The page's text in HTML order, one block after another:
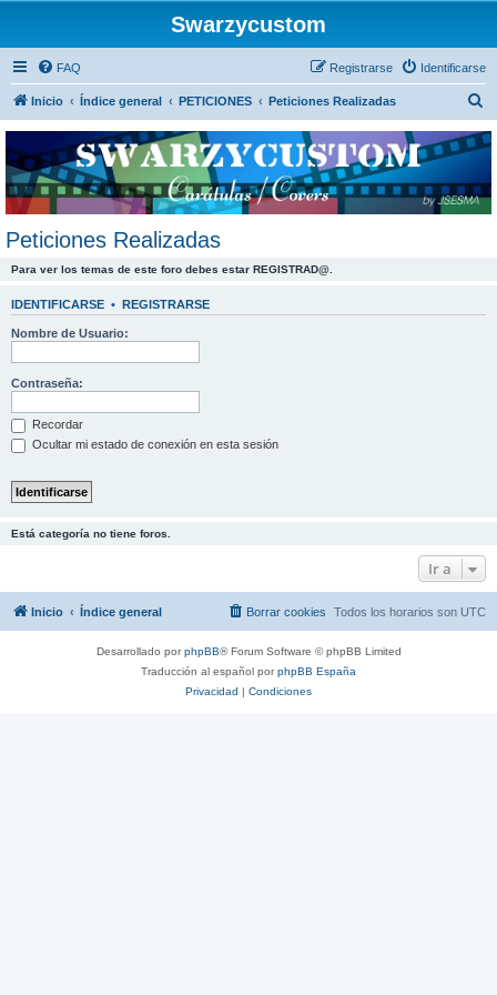
Swarzycustom
FAQ Identificarse
Registrarse
Inicio Índice general PETICIONES Peticiones Realizadas
c
Peticiones Realizadas
Para ver los temas de este foro debes estar REGISTRAD@.
IDENTIFICARSE • REGISTRARSE
Nombre de Usuario:
Contraseña:
Recordar
Ocultar mi estado de conexión en esta sesión
Está categoría no tiene foros.
Ir a
Inicio Índice general Todos los horarios son UTC
Borrar cookies
Desarrollado porphpBB® Forum Software © phpBB Limited
Traducción al español porphpBB España
Privacidad | Condiciones